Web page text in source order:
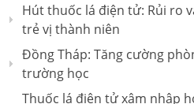
Hút thuốc lá điện tử: Rủi ro
trẻ vị thành niên
Đồng Tháp: Tăng cường
trường học
Thuốc lá điện tử xâm nhập